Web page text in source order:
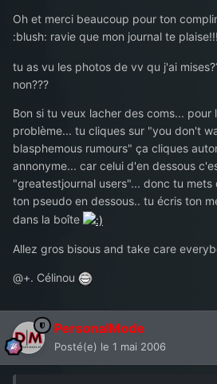
Oh et merci beaucoup pour ton
:blush: ravie que mon journal te plaise!!!
tu as vu les photos de vv qu j'ai
non???
Bon si tu veux lacher des coms... pour
problème... tu cliques sur "you don't
blasphemous rumours" ça cliques
annonyme... car celui d'en dessous
"greatestjournal users"... donc tu
ton pseudo en dessous.. tu écris ton
dans la boîte
Allez gros bisous and take care
@+. Célinou
PersonalMode
Posté(e) le 1 mai 2006